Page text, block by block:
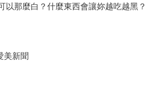
那麼白？什麼東西會讓妳越吃越黑